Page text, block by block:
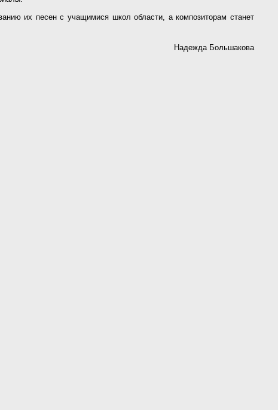
их песен с учащимися школ области, а композиторам станет
Надежда Большакова